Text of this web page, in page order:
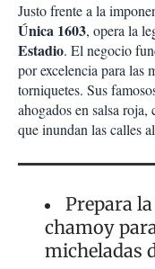
Justo frente a la
Única 1603, opera la
Estadio. El negocio
por excelencia para las
torniquetes. Sus
ahogados en salsa roja,
que inundan las calles
Prepara
chamoy
micheladas